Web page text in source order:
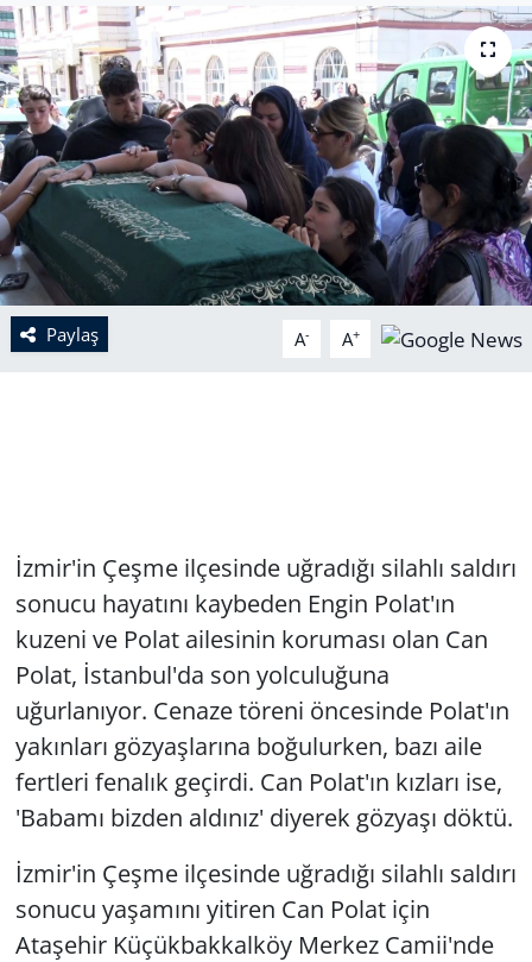
Paylaş A- A+
İzmir'in Çeşme ilçesinde uğradığı silahlı saldırı
sonucu hayatını kaybeden Engin Polat'ın
kuzeni ve Polat ailesinin koruması olan Can
Polat, İstanbul'da son yolculuğuna
uğurlanıyor. Cenaze töreni öncesinde Polat'ın
yakınları gözyaşlarına boğulurken, bazı aile
fertleri fenalık geçirdi. Can Polat'ın kızları ise,
'Babamı bizden aldınız' diyerek gözyaşı döktü.
İzmir'in Çeşme ilçesinde uğradığı silahlı saldırı
sonucu yaşamını yitiren Can Polat için
Ataşehir Küçükbakkalköy Merkez Camii'nde